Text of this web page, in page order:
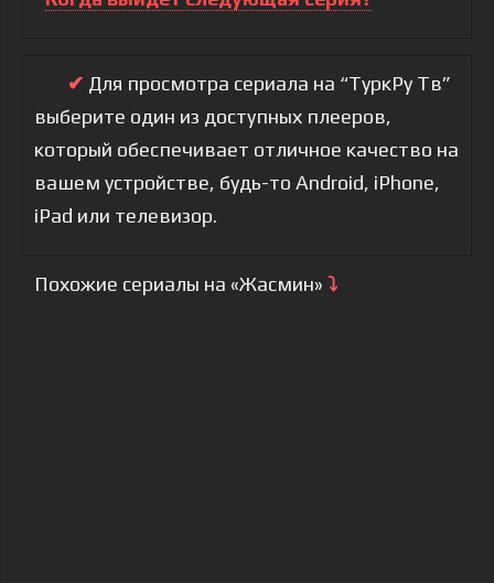
✔ Для просмотра сериала на “ТуркРу Тв”
выберите один из доступных плееров,
который обеспечивает отличное качество на
вашем устройстве, будь-то Android, iPhone,
iPad или телевизор.
Похожие сериалы на «Жасмин» ⤵